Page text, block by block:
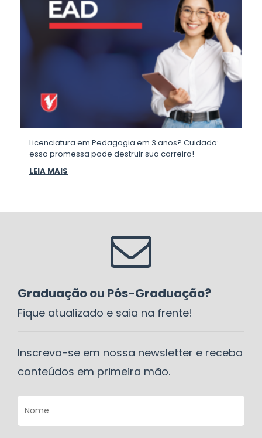
Licenciatura em Pedagogia em 3 anos? Cuidado:
essa promessa pode destruir sua carreira!
LEIA MAIS
Graduação ou Pós-Graduação?
Fique atualizado e saia na frente!
Inscreva-se em nossa newsletter e receba
conteúdos em primeira mão.